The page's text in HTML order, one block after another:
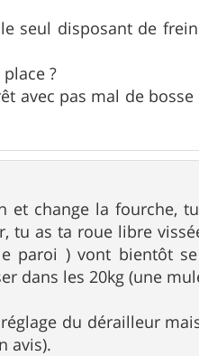
seul disposant de
?
avec pas mal de bosse
et change la fourche,
tu as ta roue libre
paroi ) vont bientôt se
dans les 20kg (une
du dérailleur
avis).